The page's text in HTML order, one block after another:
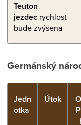
Teuton
jezdec rychlost
bude zvýšena
Germánský
Jedn
otka
Útok